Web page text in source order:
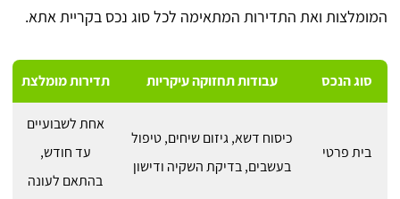
המומלצות ואת התדירות המתאימה לכל סוג נכס בקריית אתא.
סוג הנכס עבודות תחזוקה עיקריות תדירות מומלצת
בית פרטי
כיסוח דשא, גיזום שיחים, טיפול
בעשבים, בדיקת השקיה ודישון
אחת לשבועיים
עד חודש,
בהתאם לעונה